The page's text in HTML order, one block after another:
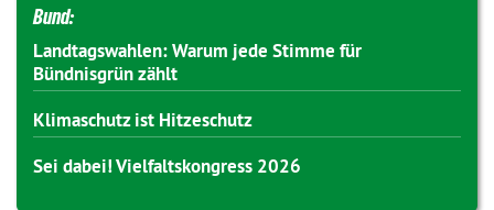
Bund:
Landtagswahlen: Warum jede Stimme für
Bündnisgrün zählt
Klimaschutz ist Hitzeschutz
Sei dabei! Vielfaltskongress 2026